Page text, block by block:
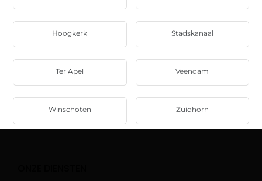
Hoogkerk Stadskanaal
Ter Apel Veendam
Winschoten Zuidhorn